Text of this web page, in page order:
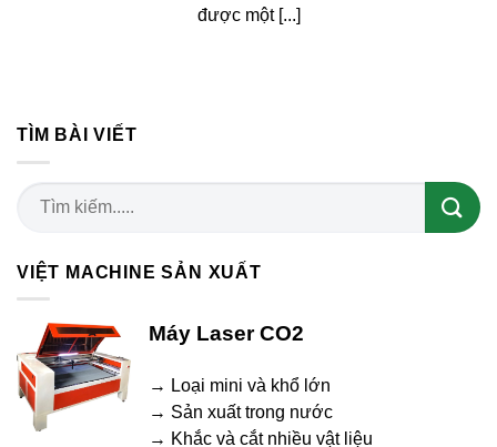
được một [...]
TÌM BÀI VIẾT
VIỆT MACHINE SẢN XUẤT
Máy Laser CO2
→ Loại mini và khổ lớn
→ Sản xuất trong nước
→ Khắc và cắt nhiều vật liệu